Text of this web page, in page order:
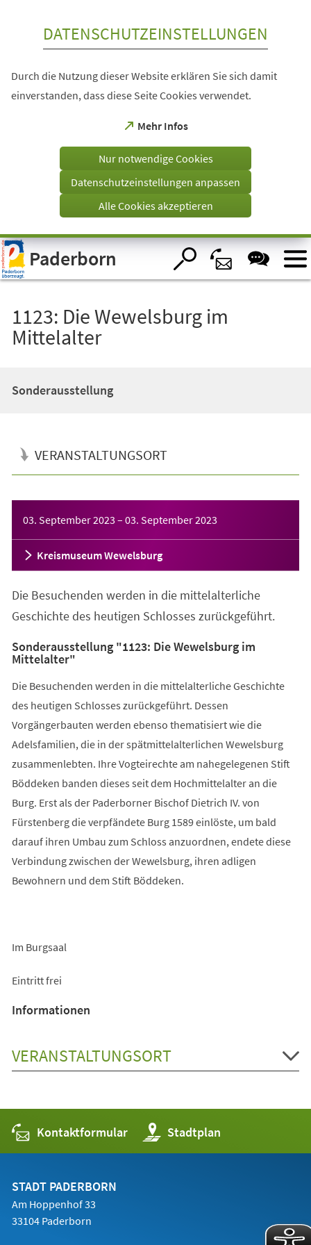
Visuelle
Assistenzsoftware
öffnen.
DATENSCHUTZEINSTELLUNGEN
Durch die Nutzung dieser Website erklären Sie sich damit
einverstanden, dass diese Seite Cookies verwendet.
Mehr Infos
(Öffnet
einem
Tab)
Nur notwendige Cookies
Datenschutzeinstellungen anpassen
Alle Cookies akzeptieren
Paderborn
1123: Die Wewelsburg im
Mittelalter
Sonderausstellung
VERANSTALTUNGSORT
03. September 2023 – 03. September 2023
Kreismuseum Wewelsburg
Die Besuchenden werden in die mittelalterliche
Geschichte des heutigen Schlosses zurückgeführt.
Sonderausstellung "1123: Die Wewelsburg im
Mittelalter"
Die Besuchenden werden in die mittelalterliche Geschichte
des heutigen Schlosses zurückgeführt. Dessen
Vorgängerbauten werden ebenso thematisiert wie die
Adelsfamilien, die in der spätmittelalterlichen Wewelsburg
zusammenlebten. Ihre Vogteirechte am nahegelegenen Stift
Böddeken banden dieses seit dem Hochmittelalter an die
Burg. Erst als der Paderborner Bischof Dietrich IV. von
Fürstenberg die verpfändete Burg 1589 einlöste, um bald
darauf ihren Umbau zum Schloss anzuordnen, endete diese
Verbindung zwischen der Wewelsburg, ihren adligen
Bewohnern und dem Stift Böddeken.
Im Burgsaal
Eintritt frei
Informationen
VERANSTALTUNGSORT
Kontaktformular Stadtplan
(Öffnet
in
einem
STADT PADERBORN
Am Hoppenhof 33
33104 Paderborn